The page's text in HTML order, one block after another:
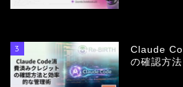
3
Claude
の確認方